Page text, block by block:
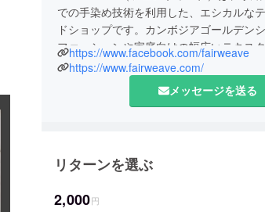
での手染め技術を利用した、エシカルな
ドショップです。カンボジアゴールデン
ファッションや家庭向けの幅広いテキスタ
います。
https://www.facebook.com/fairweave
https://www.fairweave.com/
メッセージを送る
リターンを選ぶ
2,000円